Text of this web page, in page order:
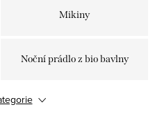
Mikiny
Noční prádlo z bio bavlny
Sukně a šaty z bio bavlny